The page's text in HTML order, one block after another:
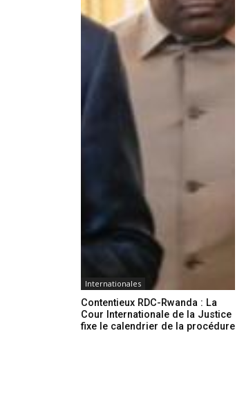
Internationales
Contentieux RDC-Rwanda : La
Cour Internationale de la Justice
fixe le calendrier de la procédure